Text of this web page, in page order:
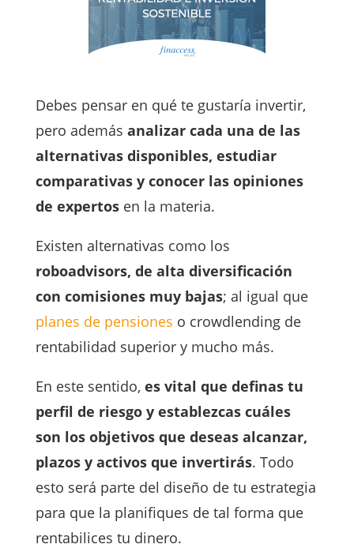
Debes pensar en qué te gustaría invertir,
pero además analizar cada una de las
alternativas disponibles, estudiar
comparativas y conocer las opiniones
de expertosen la materia.
Existen alternativas como los
roboadvisors, de alta diversificación
con comisiones muy bajas; al igual que
planes de pensiones o crowdlending de
rentabilidad superior y mucho más.
En este sentido, es vital que definas tu
perfil de riesgo y establezcas cuáles
son los objetivos que deseas alcanzar,
plazos y activos que invertirás. Todo
esto será parte del diseño de tu estrategia
para que la planifiques de tal forma que
rentabilices tu dinero.